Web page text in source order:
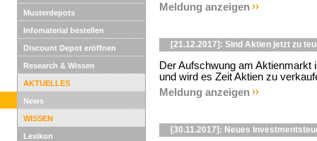
Musterdepots
Infomaterial bestellen
Discount Depot eröffnen
Research & Wissen
AKTUELLES
News
WISSEN
Lexikon
Meldung anzeigen
[21.12.2017]: Sind Aktien jetzt zu
Der Aufschwung am Aktienmarkt
und wird es Zeit Aktien zu
Meldung anzeigen
[30.11.2017]: Neues